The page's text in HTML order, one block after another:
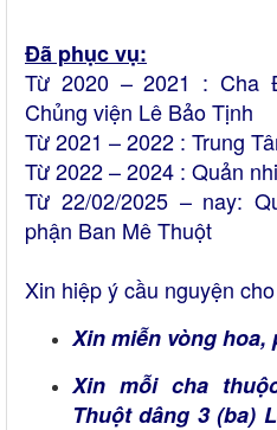
Đã phục vụ:
Từ 2020 – 2021 : Cha
Chủng viện Lê Bảo Tịnh
Từ 2021 – 2022 : Trung
Từ 2022 – 2024 : Quản
Từ 22/02/2025 – nay:
phận Ban Mê Thuột
Xin hiệp ý cầu nguyện
Xin miễn vòng hoa,
Xin mỗi cha
Thuột dâng 3 (ba)